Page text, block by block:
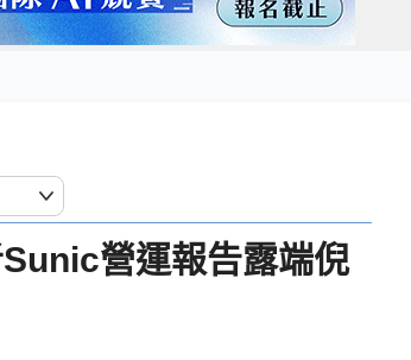
營運報告露端倪